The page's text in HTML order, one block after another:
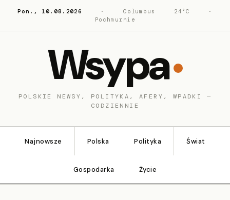
Pon., 10.08.2026 · Columbus 24°C
·
Pochmurnie
Wsypa
POLSKIE NEWSY, POLITYKA, AFERY, WPADKI —
CODZIENNIE
Najnowsze Polska Polityka Świat
Gospodarka Życie